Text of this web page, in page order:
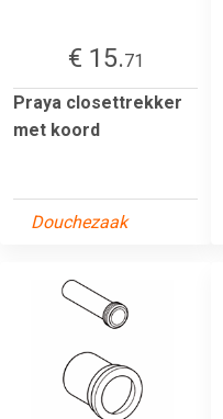
€ 15.71
Praya closettrekker
met koord
Douchezaak